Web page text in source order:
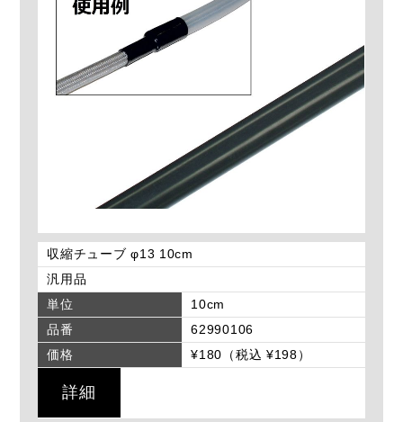
収縮チューブ φ13 10cm
汎用品
単位
10cm
品番
62990106
価格
¥180（税込 ¥198）
詳細